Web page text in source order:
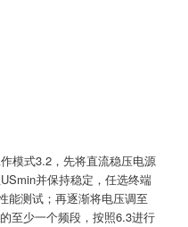
模式3.2，先将直流稳压电源
并保持稳定，任选终端
能测试；再逐渐将电压调至
至少一个频段，按照6.3进行